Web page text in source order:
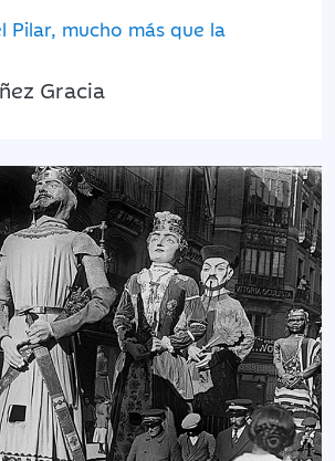
Pilar, mucho más que la
Gracia